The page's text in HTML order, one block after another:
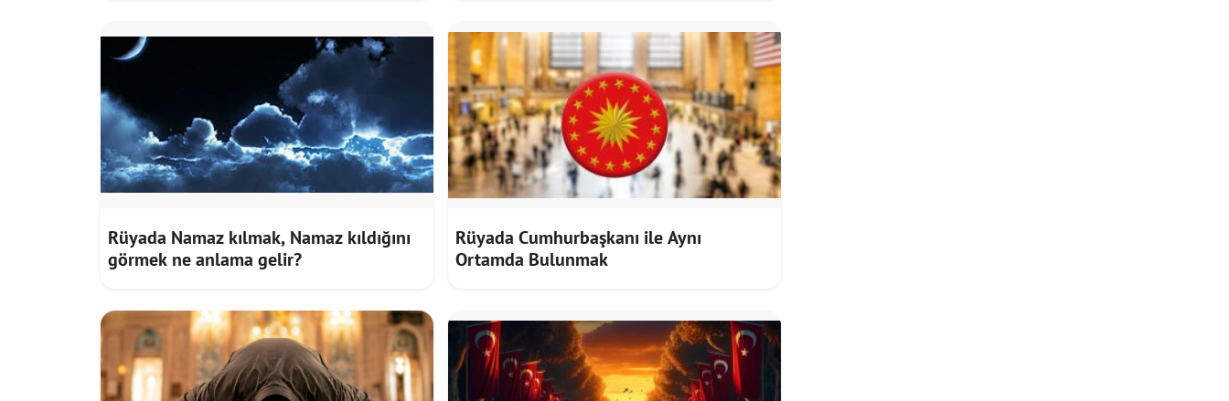
Rüyada Namaz kılmak, Namaz kıldığını
görmek ne anlama gelir?
Rüyada Cumhurbaşkanı ile Aynı
Ortamda Bulunmak